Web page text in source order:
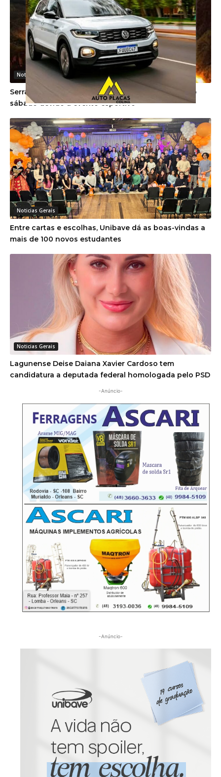
Noticias Gerais
Serra do Rio do Rastro será interditada no próximo
sábado devido a evento esportivo
Noticias Gerais
Entre cartas e escolhas, Unibave dá as boas-vindas a
mais de 100 novos estudantes
Noticias Gerais
Lagunense Deise Daiana Xavier Cardoso tem
candidatura a deputada federal homologada pelo PSD
-Anúncio-
-Anúncio-